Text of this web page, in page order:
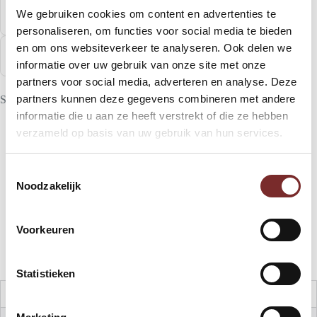
We gebruiken cookies om content en advertenties te
personaliseren, om functies voor social media te bieden
en om ons websiteverkeer te analyseren. Ook delen we
informatie over uw gebruik van onze site met onze
partners voor social media, adverteren en analyse. Deze
partners kunnen deze gegevens combineren met andere
informatie die u aan ze heeft verstrekt of die ze hebben
verzameld op basis van uw gebruik van hun services.
i
Noodzakelijk
Voorkeuren
Statistieken
Niet goed, geld terug
Geen gedoe, gewoon retourneren
Aanbevolen door 97% van onze klanten
Beoordeeld door duizenden kopers
SKU:30526